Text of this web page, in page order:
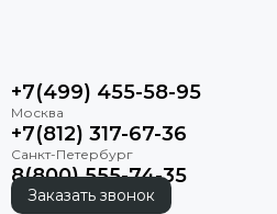
+7(499) 455-58-95
+7(812) 317-67-36
8(800) 555-74-35
Заказать звонок